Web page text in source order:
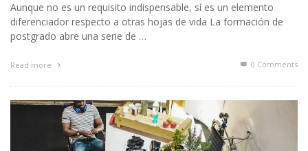
Aunque no es un requisito indispensable, sí es un elemento
diferenciador respecto a otras hojas de vida La formación de
postgrado abre una serie de …
Read more 0 Comments